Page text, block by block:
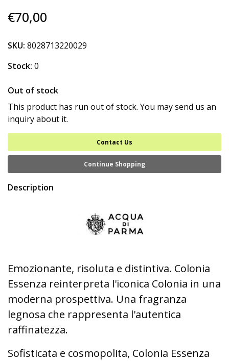
€70,00
SKU: 8028713220029
Stock: 0
Out of stock
This product has run out of stock. You may send us an
inquiry about it.
Contact Us
Continue Shopping
Description
Emozionante, risoluta e distintiva. Colonia
Essenza reinterpreta l'iconica Colonia in una
moderna prospettiva. Una fragranza
legnosa che rappresenta l'autentica
raffinatezza.
Sofisticata e cosmopolita, Colonia Essenza